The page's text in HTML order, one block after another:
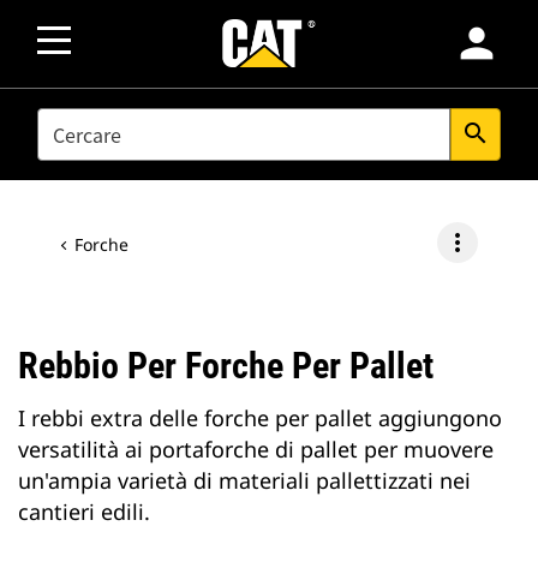
person
SEARCH search
Forche more_vert
Rebbio Per Forche Per Pallet
I rebbi extra delle forche per pallet aggiungono
versatilità ai portaforche di pallet per muovere
un'ampia varietà di materiali pallettizzati nei
cantieri edili.